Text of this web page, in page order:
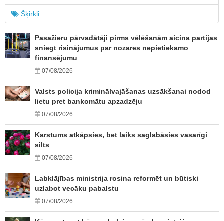
Šķirkļi
Pasažieru pārvadātāji pirms vēlēšanām aicina partijas
sniegt risinājumus par nozares nepietiekamo
finansējumu
07/08/2026
Valsts policija kriminālvajāšanas uzsākšanai nodod
lietu pret bankomātu apzadzēju
07/08/2026
Karstums atkāpsies, bet laiks saglabāsies vasarīgi
silts
07/08/2026
Labklājības ministrija rosina reformēt un būtiski
uzlabot vecāku pabalstu
07/08/2026